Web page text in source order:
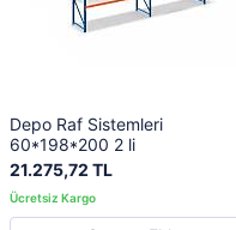
Depo Raf Sistemleri
60*198*200 2 li
21.275,72 TL